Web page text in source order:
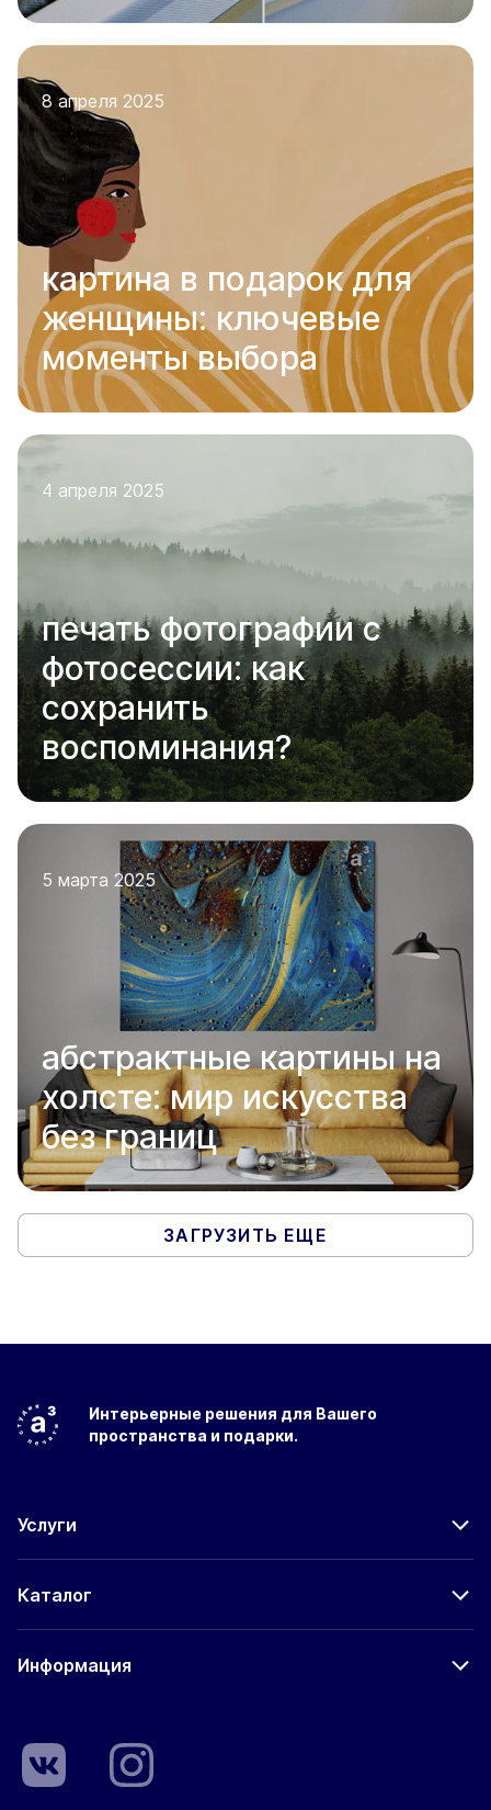
8 апреля 2025
картина в подарок для
женщины: ключевые
моменты выбора
4 апреля 2025
печать фотографии с
фотосессии: как
сохранить
воспоминания?
5 марта 2025
абстрактные картины на
холсте: мир искусства
без границ
ЗАГРУЗИТЬ ЕЩЕ
Интерьерные решения для Вашего
пространства и подарки.
Услуги
Каталог
Информация